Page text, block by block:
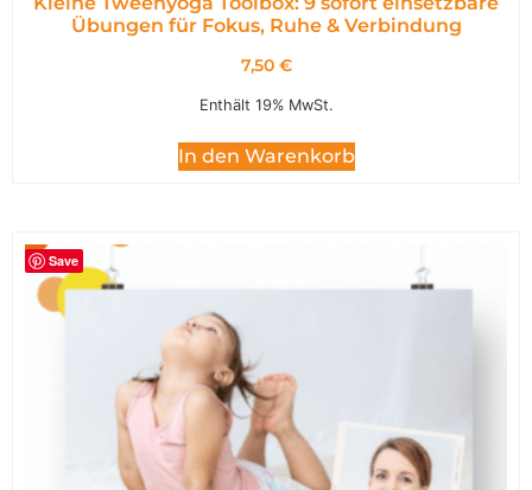
Übungen für Fokus, Ruhe & Verbindung
7,50 €
Enthält 19% MwSt.
In den Warenkorb
Save